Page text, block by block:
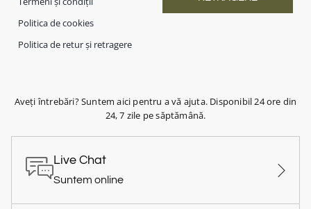
Politica de cookies
Politica de retur și retragere
Aveți întrebări? Suntem aici pentru a vă ajuta. Disponibil 24 ore din
24, 7 zile pe săptămână.
Live Chat
Suntem online